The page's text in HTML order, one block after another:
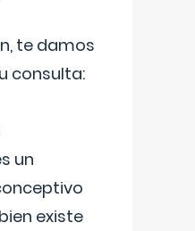
te damos
consulta:
un
existe